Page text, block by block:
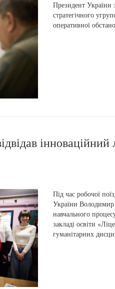
Президент України
стратегічного
оперативної
інноваційний
Під час робочої
України Володимир
навчального
закладі освіти
гуманітарних